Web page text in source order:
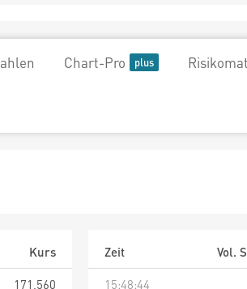
Chart-Pro
Kurs
171,560
Zeit Vol.
15:48:44